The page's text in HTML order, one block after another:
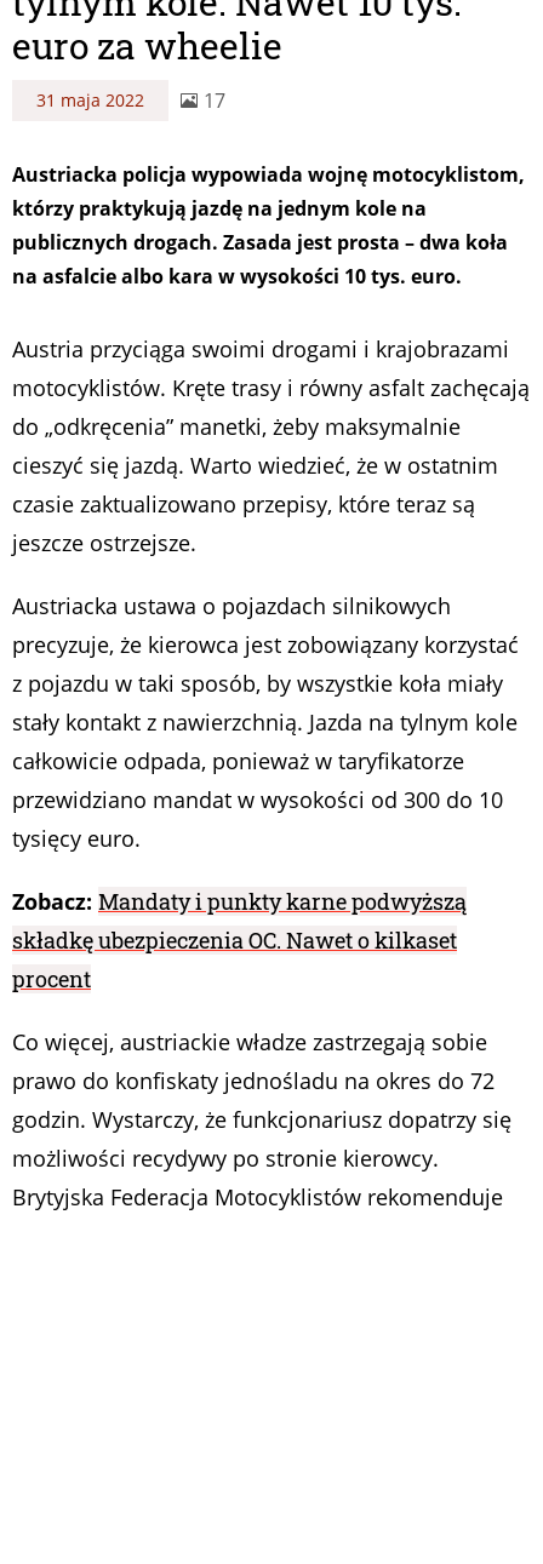
euro za wheelie
31 maja 2022 17
Austriacka policja wypowiada wojnę motocyklistom,
którzy praktykują jazdę na jednym kole na
publicznych drogach. Zasada jest prosta – dwa koła
na asfalcie albo kara w wysokości 10 tys. euro.
Austria przyciąga swoimi drogami i krajobrazami
motocyklistów. Kręte trasy i równy asfalt zachęcają
do „odkręcenia” manetki, żeby maksymalnie
cieszyć się jazdą. Warto wiedzieć, że w ostatnim
czasie zaktualizowano przepisy, które teraz są
jeszcze ostrzejsze.
Austriacka ustawa o pojazdach silnikowych
precyzuje, że kierowca jest zobowiązany korzystać
z pojazdu w taki sposób, by wszystkie koła miały
stały kontakt z nawierzchnią. Jazda na tylnym kole
całkowicie odpada, ponieważ w taryfikatorze
przewidziano mandat w wysokości od 300 do 10
tysięcy euro.
Zobacz: Mandaty i punkty karne podwyższą
składkę ubezpieczenia OC. Nawet o kilkaset
procent
Co więcej, austriackie władze zastrzegają sobie
prawo do konfiskaty jednośladu na okres do 72
godzin. Wystarczy, że funkcjonariusz dopatrzy się
możliwości recydywy po stronie kierowcy.
Brytyjska Federacja Motocyklistów rekomenduje